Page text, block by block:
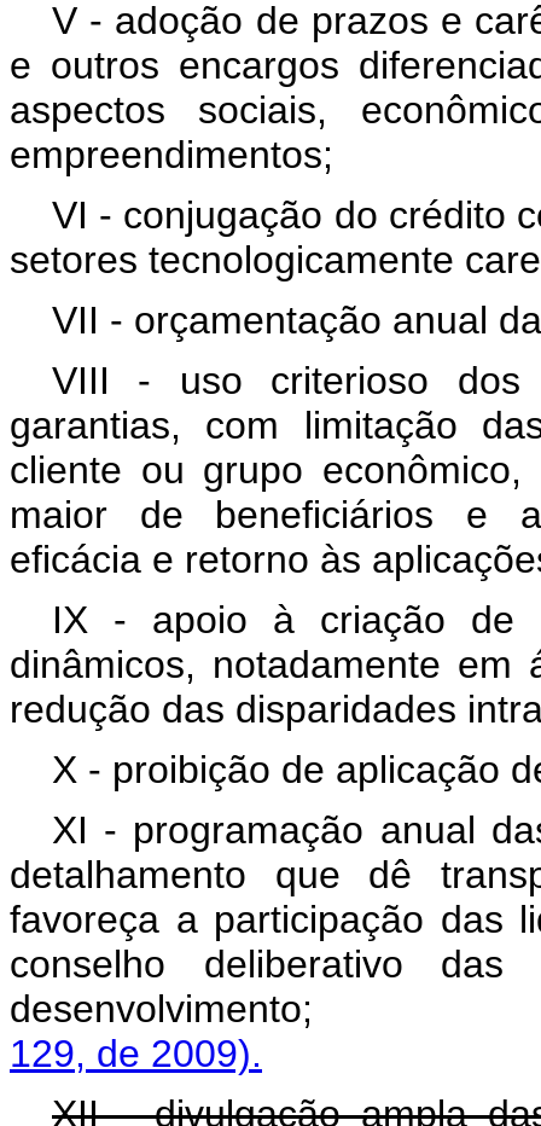
V - adoção de prazos e
e outros encargos
aspectos sociais,
empreendimentos;
VI - conjugação do crédito
setores tecnologicamente
VII - orçamentação anual
VIII - uso criterioso dos
garantias, com limitação
cliente ou grupo
maior de beneficiários e
eficácia e retorno às
IX - apoio à criação de
dinâmicos, notadamente em
redução das disparidades
X - proibição de aplicação
XI - programação anual
detalhamento que dê
favoreça a participação das
conselho deliberativo
129, de 2009).
XII - divulgação ampla